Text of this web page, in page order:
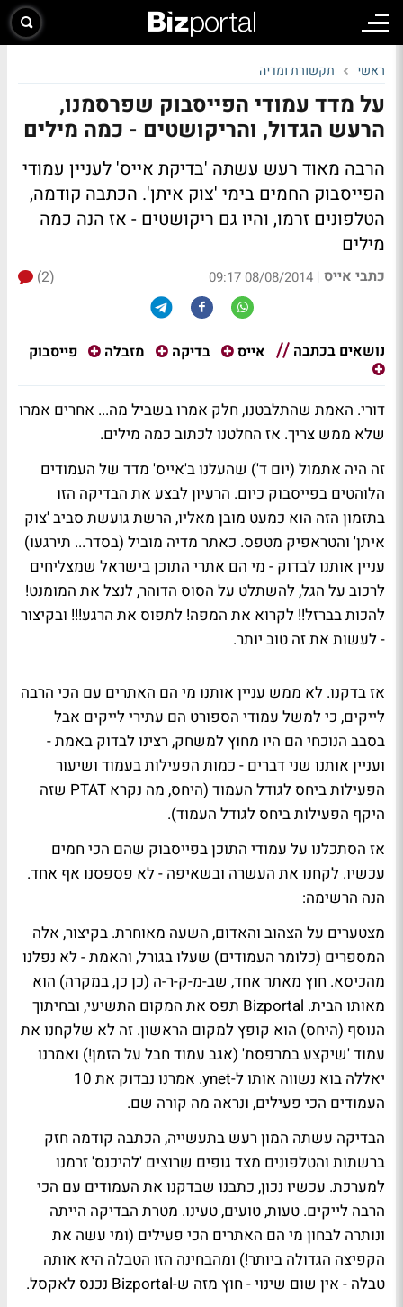
ראשי תקשורת ומדיה
על מדד עמודי הפייסבוק שפרסמנו,
הרעש הגדול, והריקושטים - כמה מילים
הרבה מאוד רעש עשתה 'בדיקת אייס' לעניין עמודי
הפייסבוק החמים בימי 'צוק איתן'. הכתבה קודמה,
הטלפונים זרמו, והיו גם ריקושטים - אז הנה כמה
מילים
כתבי אייס |
08/08/2014 09:17
(2)
נושאים בכתבה אייס בדיקה מזבלה פייסבוק
דורי. האמת שהתלבטנו, חלק אמרו בשביל מה... אחרים אמרו
שלא ממש צריך. אז החלטנו לכתוב כמה מילים.
זה היה אתמול (יום ד') שהעלנו ב'אייס' מדד של העמודים
הלוהטים בפייסבוק כיום. הרעיון לבצע את הבדיקה הזו
בתזמון הזה הוא כמעט מובן מאליו, הרשת גועשת סביב 'צוק
איתן' והטראפיק מטפס. כאתר מדיה מוביל (בסדר... תירגעו)
עניין אותנו לבדוק - מי הם אתרי התוכן בישראל שמצליחים
לרכוב על הגל, להשתלט על הסוס הדוהר, לנצל את המומנט!
להכות בברזל!! לקרוא את המפה! לתפוס את הרגע!!! ובקיצור
- לעשות את זה טוב יותר.
אז בדקנו. לא ממש עניין אותנו מי הם האתרים עם הכי הרבה
לייקים, כי למשל עמודי הספורט הם עתירי לייקים אבל
בסבב הנוכחי הם היו מחוץ למשחק, רצינו לבדוק באמת -
ועניין אותנו שני דברים - כמות הפעילות בעמוד ושיעור
הפעילות ביחס לגודל העמוד (היחס, מה נקרא PTAT שזה
היקף הפעילות ביחס לגודל העמוד).
אז הסתכלנו על עמודי התוכן בפייסבוק שהם הכי חמים
עכשיו. לקחנו את העשרה ובשאיפה - לא פספסנו אף אחד.
הנה הרשימה:
מצטערים על הצהוב והאדום, השעה מאוחרת. בקיצור, אלה
המספרים (כלומר העמודים) שעלו בגורל, והאמת - לא נפלנו
מהכיסא. חוץ מאתר אחד, שב-מ-ק-ר-ה (כן כן, במקרה) הוא
מאותו הבית. Bizportal תפס את המקום התשיעי, ובחיתוך
הנוסף (היחס) הוא קופץ למקום הראשון. זה לא שלקחנו את
עמוד 'שיקצע במרפסת' (אגב עמוד חבל על הזמן!) ואמרנו
יאללה בוא נשווה אותו ל-ynet. אמרנו נבדוק את 10
העמודים הכי פעילים, ונראה מה קורה שם.
הבדיקה עשתה המון רעש בתעשייה, הכתבה קודמה חזק
ברשתות והטלפונים מצד גופים שרוצים 'להיכנס' זרמנו
למערכת. עכשיו נכון, כתבנו שבדקנו את העמודים עם הכי
הרבה לייקים. טעות, טועים, טעינו. מטרת הבדיקה הייתה
ונותרה לבחון מי הם האתרים הכי פעילים (ומי עשה את
הקפיצה הגדולה ביותר!) ומהבחינה הזו הטבלה היא אותה
טבלה - אין שום שינוי - חוץ מזה ש-Bizportal נכנס לאקסל.